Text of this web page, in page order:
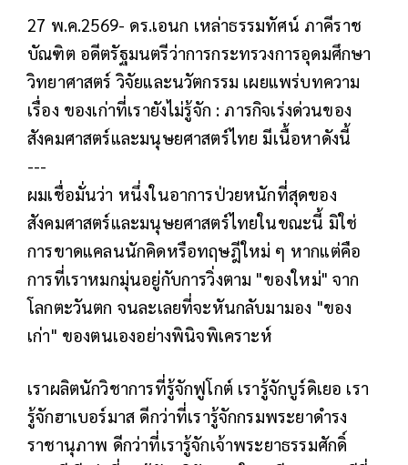
27 พ.ค.2569- ดร.เอนก เหล่าธรรมทัศน์ ภาคีราช
บัณฑิต อดีตรัฐมนตรีว่าการกระทรวงการอุดมศึกษา
วิทยาศาสตร์ วิจัยและนวัตกรรม เผยแพร่บทความ
เรื่อง ของเก่าที่เรายังไม่รู้จัก : ภารกิจเร่งด่วนของ
สังคมศาสตร์และมนุษยศาสตร์ไทย มีเนื้อหาดังนี้
---
ผมเชื่อมั่นว่า หนึ่งในอาการป่วยหนักที่สุดของ
สังคมศาสตร์และมนุษยศาสตร์ไทยในขณะนี้ มิใช่
การขาดแคลนนักคิดหรือทฤษฎีใหม่ ๆ หากแต่คือ
การที่เราหมกมุ่นอยู่กับการวิ่งตาม "ของใหม่" จาก
โลกตะวันตก จนละเลยที่จะหันกลับมามอง "ของ
เก่า" ของตนเองอย่างพินิจพิเคราะห์
เราผลิตนักวิชาการที่รู้จักฟูโกต์ เรารู้จักบูร์ดิเยอ เรา
รู้จักฮาเบอร์มาส ดีกว่าที่เรารู้จักกรมพระยาดำรง
ราชานุภาพ ดีกว่าที่เรารู้จักเจ้าพระยาธรรมศักดิ์